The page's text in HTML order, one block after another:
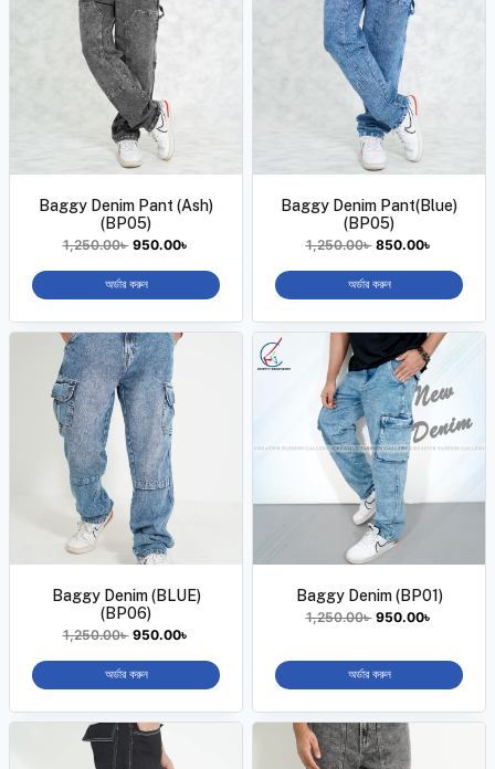
Baggy Denim Pant (Ash)
(BP05)
1,250.00৳ 950.00৳
অর্ডার করুন
Baggy Denim Pant(Blue)
(BP05)
1,250.00৳ 850.00৳
অর্ডার করুন
Baggy Denim (BLUE)
(BP06)
1,250.00৳ 950.00৳
অর্ডার করুন
Baggy Denim (BP01)
1,250.00৳ 950.00৳
অর্ডার করুন